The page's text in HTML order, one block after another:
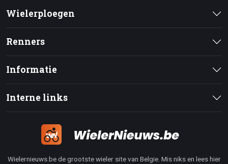
Wielerploegen
Renners
Informatie
Interne links
Wielernieuws.be de grootste wieler site van Belgie. Mis niks en lees hier